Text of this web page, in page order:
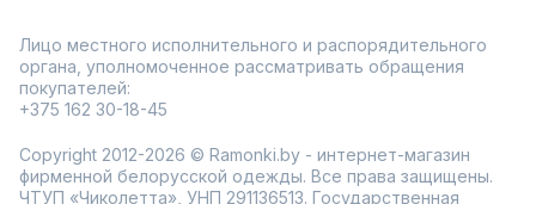
свободные шорты с высокой посадкой;
комплекты с рубашками оверсайз;
модели с поясом для акцента на талии;
однотонные и принтованные варианты.
комфортную посадку. Примерка перед покупкой
позволяет оценить длину и удобство, а регулярные акции
дают возможность выбрать актуальный комплект на
Лицо местного исполнительного и распорядительного
органа, уполномоченное рассматривать обращения
покупателей:
+375 162 30-18-45
Copyright 2012-2026 © Ramonki.by - интернет-магазин
фирменной белорусской одежды. Все права защищены.
ЧТУП «Чиколетта», УНП 291136513. Государственная